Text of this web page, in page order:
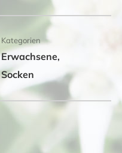
Kategorien
Erwachsene,
Socken